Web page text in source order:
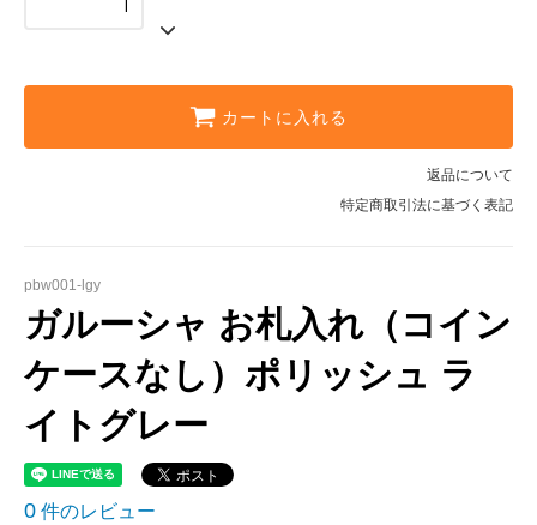
カートに入れる
返品について
特定商取引法に基づく表記
pbw001-lgy
ガルーシャ お札入れ（コイン
ケースなし）ポリッシュ ラ
イトグレー
0 件のレビュー